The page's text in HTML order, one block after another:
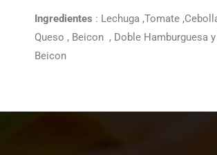
Ingredientes : Lechuga ,Tomate
Queso , Beicon , Doble Hamburguesa
Beicon